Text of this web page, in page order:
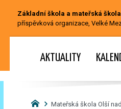
Základní škola a mateřská
příspěvková organizace, Velké
AKTUALITY
Mateřská škola Olší